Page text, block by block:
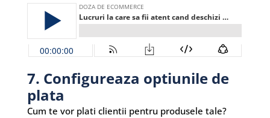
7. Configureaza optiunile de
plata
Cum te vor plati clientii pentru produsele tale?